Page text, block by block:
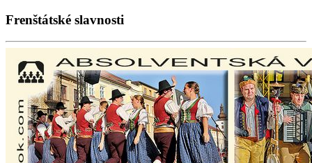
Frenštátské slavnosti